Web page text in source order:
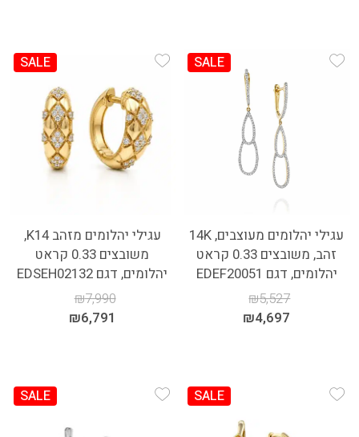
Add Wishlist
SALE
עגילי יהלומים מעוצבים, 14K
זהב, משובצים 0.33 קראט
יהלומים, דגם EDEF20051
₪5,527
₪4,697
SALE
עגילי יהלומים מזהב K14,
משובצים 0.33 קראט
יהלומים, דגם EDSEH02132
₪7,990
₪6,791
SALE
SALE